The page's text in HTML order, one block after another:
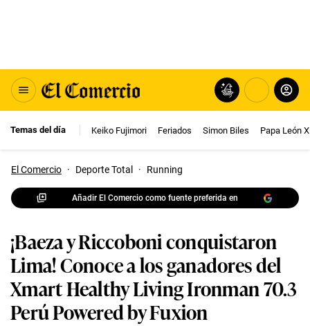
Temas del día Keiko Fujimori Feriados Simon Biles Papa León
El Comercio · Deporte Total · Running
Añadir El Comercio como fuente preferida en
¡Baeza y Riccoboni conquistaron
Lima! Conoce a los ganadores del
Xmart Healthy Living Ironman 70.3
Perú Powered by Fuxion